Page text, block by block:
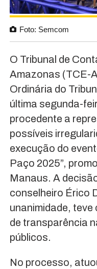
Foto: Semcom
O Tribunal de
Amazonas (TCE-
Ordinária do
última segunda-
procedente a
possíveis
execução do
Paço 2025”,
Manaus. A
conselheiro Érico
unanimidade,
de transparência
públicos.
No processo,